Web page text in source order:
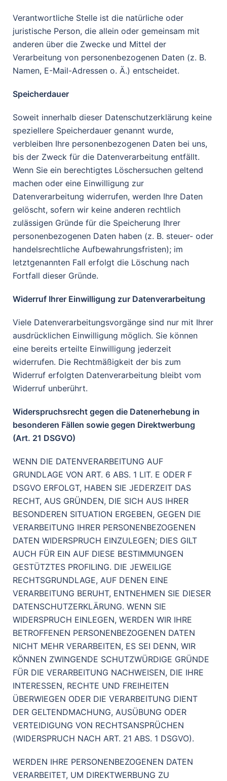
Verantwortliche Stelle ist die natürliche oder
juristische Person, die allein oder gemeinsam mit
anderen über die Zwecke und Mittel der
Verarbeitung von personenbezogenen Daten (z. B.
Namen, E-Mail-Adressen o. Ä.) entscheidet.
Speicherdauer
Soweit innerhalb dieser Datenschutzerklärung keine
speziellere Speicherdauer genannt wurde,
verbleiben Ihre personenbezogenen Daten bei uns,
bis der Zweck für die Datenverarbeitung entfällt.
Wenn Sie ein berechtigtes Löschersuchen geltend
machen oder eine Einwilligung zur
Datenverarbeitung widerrufen, werden Ihre Daten
gelöscht, sofern wir keine anderen rechtlich
zulässigen Gründe für die Speicherung Ihrer
personenbezogenen Daten haben (z. B. steuer- oder
handelsrechtliche Aufbewahrungsfristen); im
letztgenannten Fall erfolgt die Löschung nach
Fortfall dieser Gründe.
Widerruf Ihrer Einwilligung zur Datenverarbeitung
Viele Datenverarbeitungsvorgänge sind nur mit Ihrer
ausdrücklichen Einwilligung möglich. Sie können
eine bereits erteilte Einwilligung jederzeit
widerrufen. Die Rechtmäßigkeit der bis zum
Widerruf erfolgten Datenverarbeitung bleibt vom
Widerruf unberührt.
Widerspruchsrecht gegen die Datenerhebung in
besonderen Fällen sowie gegen Direktwerbung
(Art. 21 DSGVO)
WENN DIE DATENVERARBEITUNG AUF
GRUNDLAGE VON ART. 6 ABS. 1 LIT. E ODER F
DSGVO ERFOLGT, HABEN SIE JEDERZEIT DAS
RECHT, AUS GRÜNDEN, DIE SICH AUS IHRER
BESONDEREN SITUATION ERGEBEN, GEGEN DIE
VERARBEITUNG IHRER PERSONENBEZOGENEN
DATEN WIDERSPRUCH EINZULEGEN; DIES GILT
AUCH FÜR EIN AUF DIESE BESTIMMUNGEN
GESTÜTZTES PROFILING. DIE JEWEILIGE
RECHTSGRUNDLAGE, AUF DENEN EINE
VERARBEITUNG BERUHT, ENTNEHMEN SIE DIESER
DATENSCHUTZERKLÄRUNG. WENN SIE
WIDERSPRUCH EINLEGEN, WERDEN WIR IHRE
BETROFFENEN PERSONENBEZOGENEN DATEN
NICHT MEHR VERARBEITEN, ES SEI DENN, WIR
KÖNNEN ZWINGENDE SCHUTZWÜRDIGE GRÜNDE
FÜR DIE VERARBEITUNG NACHWEISEN, DIE IHRE
INTERESSEN, RECHTE UND FREIHEITEN
ÜBERWIEGEN ODER DIE VERARBEITUNG DIENT
DER GELTENDMACHUNG, AUSÜBUNG ODER
VERTEIDIGUNG VON RECHTSANSPRÜCHEN
(WIDERSPRUCH NACH ART. 21 ABS. 1 DSGVO).
WERDEN IHRE PERSONENBEZOGENEN DATEN
VERARBEITET, UM DIREKTWERBUNG ZU